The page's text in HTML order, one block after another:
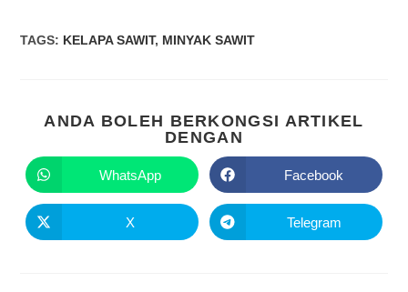
TAGS: KELAPA SAWIT, MINYAK SAWIT
ANDA BOLEH BERKONGSI ARTIKEL
DENGAN
WhatsApp Facebook
X Telegram